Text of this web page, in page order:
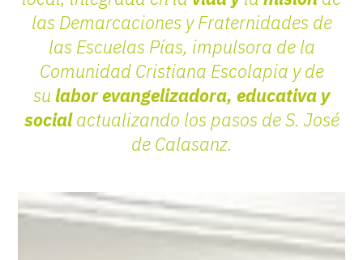
las Demarcaciones y Fraternidades de
las Escuelas Pías, impulsora de la
Comunidad Cristiana Escolapia y de
su labor evangelizadora, educativa y
socialactualizando los pasos de S. José
de Calasanz.